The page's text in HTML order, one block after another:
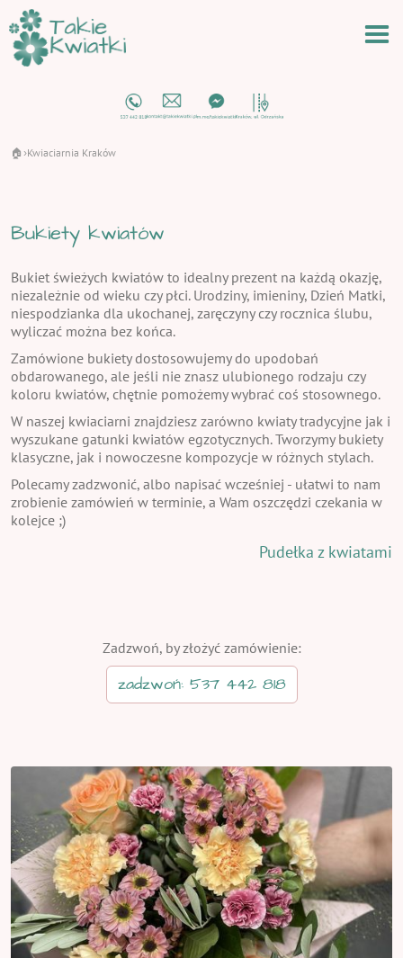
🏠 ›Kwiaciarnia Kraków
Bukiety kwiatów
Bukiet świeżych kwiatów to idealny prezent na każdą okazję,
niezależnie od wieku czy płci. Urodziny, imieniny, Dzień Matki,
niespodzianka dla ukochanej, zaręczyny czy rocznica ślubu,
wyliczać można bez końca.
Zamówione bukiety dostosowujemy do upodobań
obdarowanego, ale jeśli nie znasz ulubionego rodzaju czy
koloru kwiatów, chętnie pomożemy wybrać coś stosownego.
W naszej kwiaciarni znajdziesz zarówno kwiaty tradycyjne jak i
wyszukane gatunki kwiatów egzotycznych. Tworzymy bukiety
klasyczne, jak i nowoczesne kompozycje w różnych stylach.
Polecamy zadzwonić, albo napisać wcześniej - ułatwi to nam
zrobienie zamówień w terminie, a Wam oszczędzi czekania w
kolejce ;)
Pudełka z kwiatami
Zadzwoń, by złożyć zamówienie:
zadzwoń: 537 442 818